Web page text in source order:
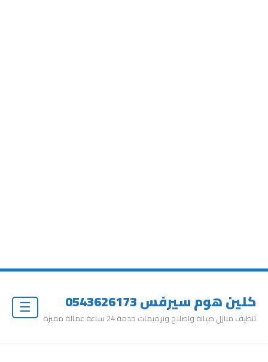
كلين هوم سيرفس 0543626173
تنظيف منازل صيانة واصلاح وترميمات خدمة 24 ساعة عمالة مميزة